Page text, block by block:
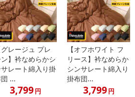
グレージュ プレ
】衿なめらかシ
サレート綿入り掛
...
3,799円
【オフホワイト フ
リース】衿なめらか
シンサレート綿入り
掛布団...
3,799円